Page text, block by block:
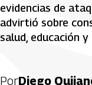
evidencias de
advirtió sobre
salud, educación
PorDiego